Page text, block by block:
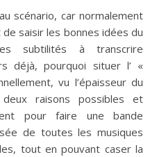
scénario, car normalement
saisir les bonnes idées du
subtilités à transcrire
déjà, pourquoi situer l’ «
vu l’épaisseur du
raisons possibles et
pour faire une bande
de toutes les musiques
tout en pouvant caser la